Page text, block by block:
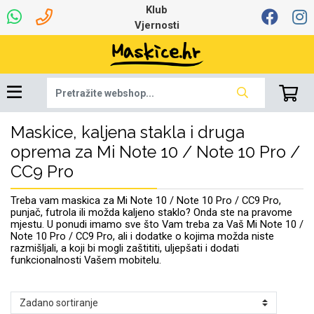
Klub
Vjernosti
Maskice, kaljena stakla i druga
oprema za Mi Note 10 / Note 10 Pro /
CC9 Pro
Treba vam maskica za Mi Note 10 / Note 10 Pro / CC9 Pro,
punjač, futrola ili možda kaljeno staklo? Onda ste na pravome
mjestu. U ponudi imamo sve što Vam treba za Vaš Mi Note 10 /
Note 10 Pro / CC9 Pro, ali i dodatke o kojima možda niste
razmišljali, a koji bi mogli zaštititi, uljepšati i dodati
funkcionalnosti Vašem mobitelu.
Dinamo maskice za
mobitel
Robotski usisavači Stolne lampe
Ventilatori
Najprodavanije -
TOP 100
Šarene maskice
Ljetna kolekcija Proljetna kolekcija
Winter Line Art
Apple
Univerzalna oprema
za tablet
7.0 - 8.0 inča 8.0 - 9.0 inča
9.0 - 10.0 inča 10.0 - 12.0 inča
Oprema za Lenovo
tablet
Apple Samsung
Igračke i ostalo
Selfie Stick Držači za auto
Držači za stol Držači za bicikl
Punjači Bežični punjači
Autopunjači Power bank
Mikrofoni Bluetooth slušalice
Žičane slušalice Bluetooth Zvučnici
Pametni Satovi
Memorije i
memorijske kartice
Oprema za Smart
Auto Kamere
Podloga za miš Tipkovnice i miševi
Web kamere i
mikrofoni
Ruksaci i torbice Razno